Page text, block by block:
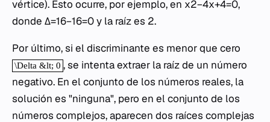
vértice). Esto ocurre, por ejemplo, en x2−4x+4=0,
donde Δ=16−16=0 y la raíz es 2.
Por último, si el discriminante es menor que cero
, se intenta extraer la raíz de un número
negativo. En el conjunto de los números reales, la
solución es "ninguna", pero en el conjunto de los
números complejos, aparecen dos raíces complejas